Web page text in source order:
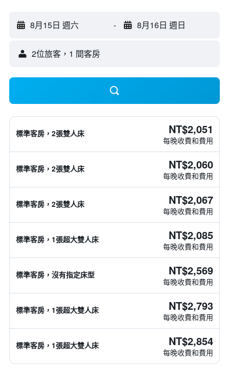
8月15日 週六 - 8月16日 週日
2位旅客，1 間客房
標準客房，2張雙人床 NT$2,051
每晚收費和費用
標準客房，2張雙人床 NT$2,060
每晚收費和費用
標準客房，2張雙人床 NT$2,067
每晚收費和費用
標準客房，1張超大雙人床 NT$2,085
每晚收費和費用
標準客房，沒有指定床型 NT$2,569
每晚收費和費用
標準客房，1張超大雙人床 NT$2,793
每晚收費和費用
標準客房，1張超大雙人床 NT$2,854
每晚收費和費用